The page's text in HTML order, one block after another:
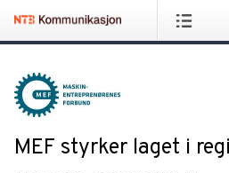
MEF styrker laget i